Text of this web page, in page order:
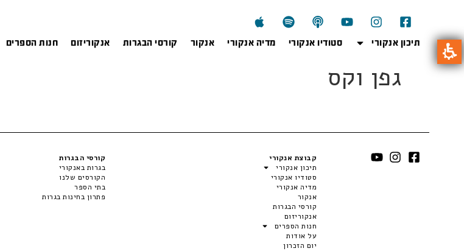
תיכון אנקורי סטודיו אנקורי מדיה אנקורי אנקור קורסי הבגרות אנקוריזום חנות הספרים
גפן וקס
קבוצת אנקורי
תיכון אנקורי
סטודיו אנקורי
מדיה אנקורי
אנקור
קורסי הבגרות
אנקוריזום
חנות הספרים
על אודות
יום הזכרון
קורסי הבגרות
בגרות באנקורי
הקורסים שלנו
בתי הספר
פתרון בחינות בגרות